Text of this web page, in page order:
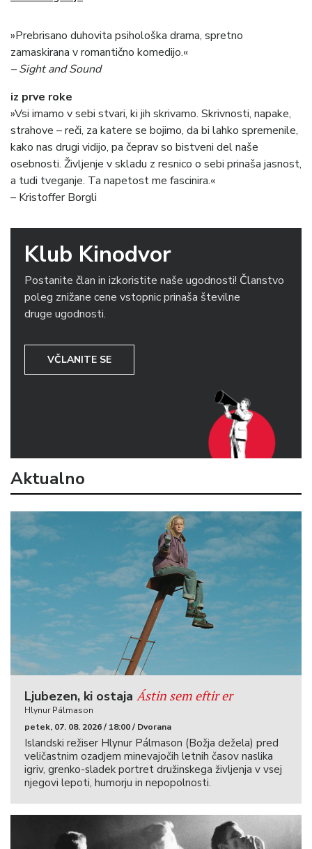
»Prebrisano duhovita psihološka drama, spretno
zamaskirana v romantično komedijo.«
– Sight and Sound
iz prve roke
»Vsi imamo v sebi stvari, ki jih skrivamo. Skrivnosti, napake,
strahove – reči, za katere se bojimo, da bi lahko spremenile,
kako nas drugi vidijo, pa čeprav so bistveni del naše
osebnosti. Življenje v skladu z resnico o sebi prinaša jasnost,
a tudi tveganje. Ta napetost me fascinira.«
– Kristoffer Borgli
Klub Kinodvor
Postanite član in izkoristite naše ugodnosti! Članstvo
poleg znižane cene vstopnic prinaša številne
druge ugodnosti.
VČLANITE SE
Aktualno
Ljubezen, ki ostaja Ástin sem eftir er
Hlynur Pálmason
petek, 07. 08. 2026 / 18:00 / Dvorana
Islandski režiser Hlynur Pálmason (Božja dežela) pred
veličastnim ozadjem minevajočih letnih časov naslika
igriv, grenko-sladek portret družinskega življenja v vsej
njegovi lepoti, humorju in nepopolnosti.